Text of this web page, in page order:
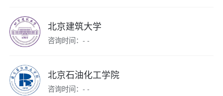
北京建筑大学
咨询时间：- -
北京石油化工学院
咨询时间：- -